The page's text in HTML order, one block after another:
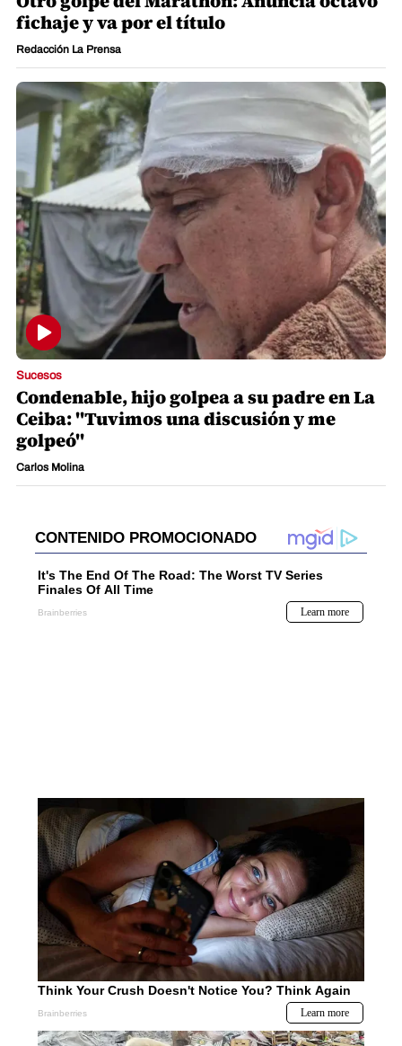
fichaje y va por el título
Redacción La Prensa
Sucesos
Condenable, hijo golpea a su padre en La
Ceiba: "Tuvimos una discusión y me
golpeó"
Carlos Molina